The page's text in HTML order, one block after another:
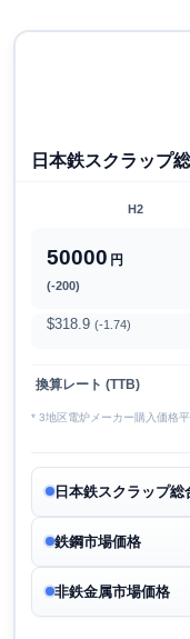
日本鉄スクラップ
H2
50000 円
(-200)
$318.9 (-1.74)
換算レート (TTB)
* 3地区電炉メーカー購入価格平
日本鉄スクラップ総
鉄鋼市場価格
非鉄金属市場価格